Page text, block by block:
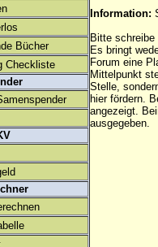
Bücher
Checkliste
Information:
Bitte
Es bringt
Forum eine
Mittelpunkt
Stelle,
hier fördern.
angezeigt.
ausgegeben.